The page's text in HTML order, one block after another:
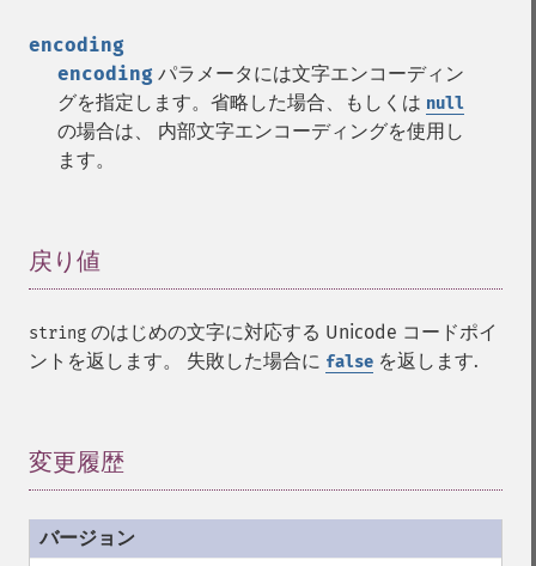
encoding
encoding パラメータには文字エンコーディン
グを指定します。省略した場合、もしくは null
の場合は、 内部文字エンコーディングを使用し
ます。
戻り値
string のはじめの文字に対応する Unicode コードポイ
ントを返します。 失敗した場合に false を返します.
変更履歴